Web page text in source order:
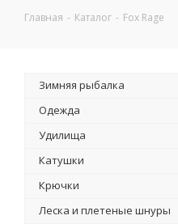
Главная - Каталог - Fox Rage
Зимняя рыбалка
Одежда
Удилища
Катушки
Крючки
Леска и плетеные шнуры